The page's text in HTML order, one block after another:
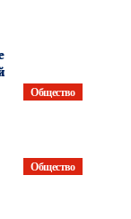
Общество
Общество